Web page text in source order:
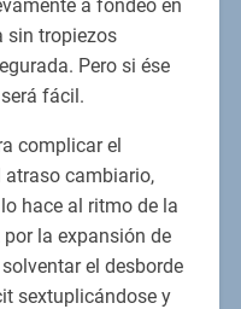
a fondeo en
sin tropiezos
Pero si ése
fácil.
complicar el
atraso cambiario,
hace al ritmo de la
la expansión de
el desborde
sextuplicándose y